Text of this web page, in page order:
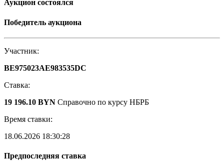
Аукцион состоялся
Победитель аукциона
Участник:
BE975023AE983535DC
Ставка:
19 196.10 BYN Справочно по курсу НБРБ
Время ставки:
18.06.2026 18:30:28
Предпоследняя ставка